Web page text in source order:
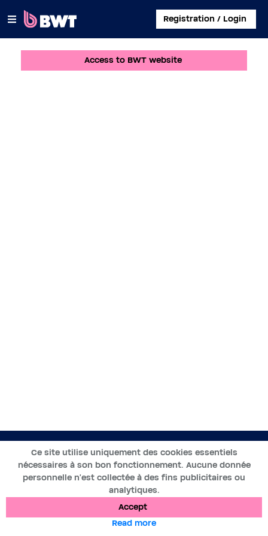
Registration / Login
×
Access to BWT website
EN
2019-2025 ©BWT by Wess Soft - All rights reserved
Data protectionCookiesLegal notices
Accept
Ce site utilise uniquement des cookies essentiels
nécessaires à son bon fonctionnement. Aucune donnée
personnelle n’est collectée à des fins publicitaires ou
analytiques.
Read more